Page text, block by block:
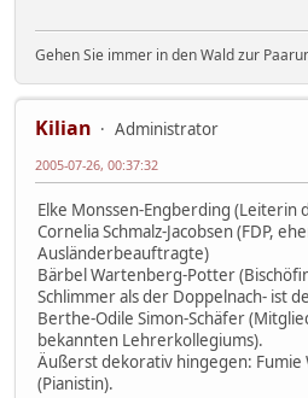
Gehen Sie immer in den Wald zur
Kilian
Administrator
2005-07-26, 00:37:32
Elke Monssen-Engberding (Leiterin
Cornelia Schmalz-Jacobsen (FDP,
Ausländerbeauftragte)
Bärbel Wartenberg-Potter
Schlimmer als der Doppelnach- ist
Berthe-Odile Simon-Schäfer
bekannten Lehrerkollegiums).
Äußerst dekorativ hingegen: Fumie
(Pianistin).